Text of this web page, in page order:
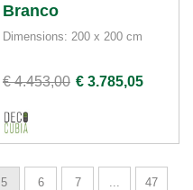
Branco
Dimensions: 200 x 200 cm
€ 4.453,00 € 3.785,05
5 6 7 47